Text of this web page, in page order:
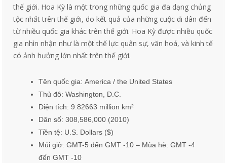
thế giới. Hoa Kỳ là một trong những quốc gia đa dạng chủng
tộc nhất trên thế giới, do kết quả của những cuộc di dân đến
từ nhiều quốc gia khác trên thế giới. Hoa Kỳ được nhiều quốc
gia nhìn nhận như là một thế lực quân sự, văn hoá, và kinh tế
có ảnh hưởng lớn nhất trên thế giới.
Tên quốc gia: America / the United States
Thủ đô: Washington, D.C.
Diện tích: 9.82663 million km²
Dân số: 308,586,000 (2010)
Tiền tệ: U.S. Dollars ($)
Múi giờ: GMT-5 đến GMT -10 – Mùa hè: GMT -4
đến GMT -10